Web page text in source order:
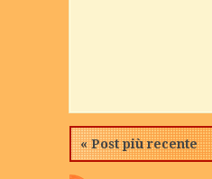
« Post più recente